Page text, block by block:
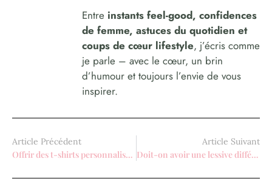
Entre instants feel-good, confidences
de femme, astuces du quotidien et
coups de cœur lifestyle, j’écris comme
je parle – avec le cœur, un brin
d’humour et toujours l’envie de vous
inspirer.
Article Précédent
Offrir des t-shirts personnalisés à toute la famille
Article Suivant
Doit-on avoir une lessive différente pour le blanc et les couleurs?